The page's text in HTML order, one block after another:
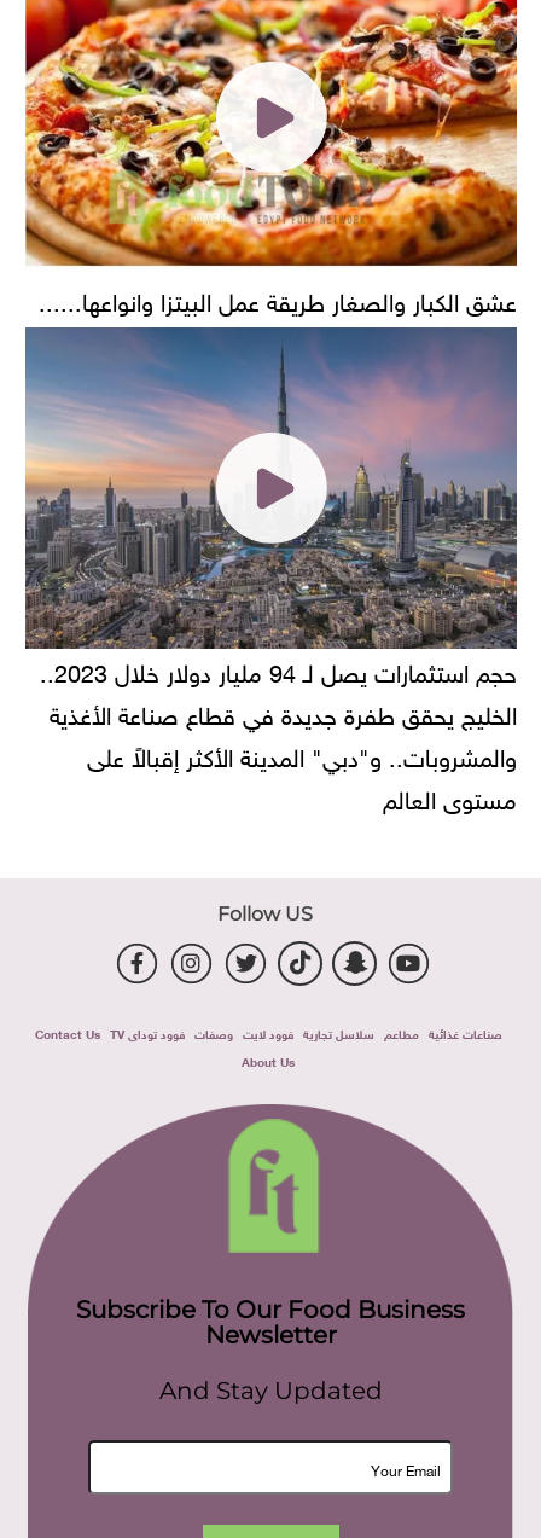
عشق الكبار والصغار طريقة عمل البيتزا وانواعها......
حجم استثمارات يصل لـ 94 مليار دولار خلال 2023..
الخليج يحقق طفرة جديدة في قطاع صناعة الأغذية
والمشروبات.. و"دبي" المدينة الأكثر إقبالاً على
مستوى العالم
Follow US
صناعات غذائية مطاعم سلاسل تجارية فوود لايت وصفات فوود توداى TV
Contact Us
About Us
Subscribe To Our Food Business
Newsletter
And Stay Updated